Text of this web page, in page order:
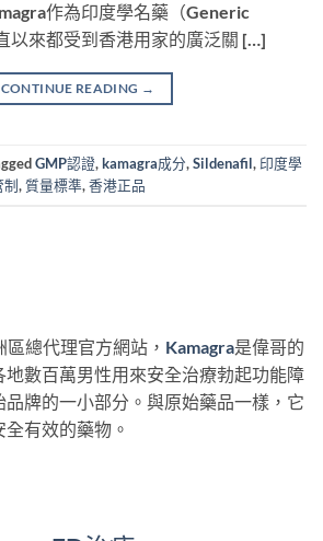
作為印度學名藥（Generic
以來都受到香港用家的廣泛關 […]
CONTINUE READING →
GMP認證,kamagra成分,Sildenafil,印度學
制,質量標準,香港正品
區總代理官方網站， Kamagra是偉哥的
數百萬男性用來安全治療勃起功能障
牌的一小部分。與原始藥品一樣，它
有效的藥物。